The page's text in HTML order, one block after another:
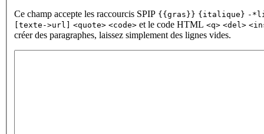
Ce champ accepte les raccourcis SPIP {{gras}} {italique} -
[texte->url]
<quote> <code> et le code HTML <q> <del>
créer des paragraphes, laissez simplement des lignes vides.